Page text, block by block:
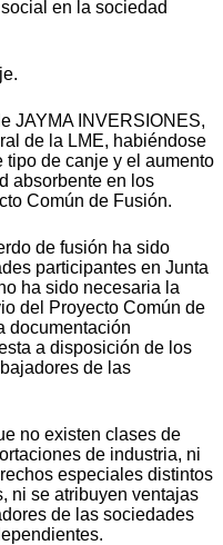
en la sociedad
JAYMA INVERSIONES,
de la LME, habiéndose
de canje y el aumento
absorbente en los
Común de Fusión.
de fusión ha sido
participantes en Junta
ha sido necesaria la
del Proyecto Común de
documentación
a disposición de los
de las
no existen clases de
de industria, ni
especiales distintos
ni se atribuyen ventajas
de las sociedades